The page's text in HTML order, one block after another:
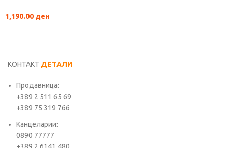
1,190.00 ден
КОНТАКТ ДЕТАЛИ
Продавница:
+389 2 511 65 69
+389 75 319 766
Канцеларии:
0890 77777